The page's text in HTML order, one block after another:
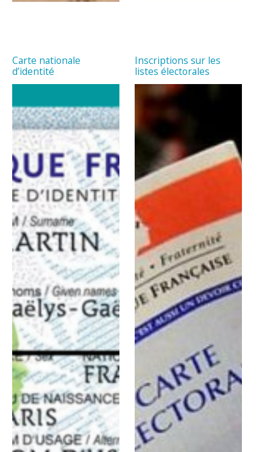
Carte nationale
d’identité
Inscriptions sur les
listes électorales